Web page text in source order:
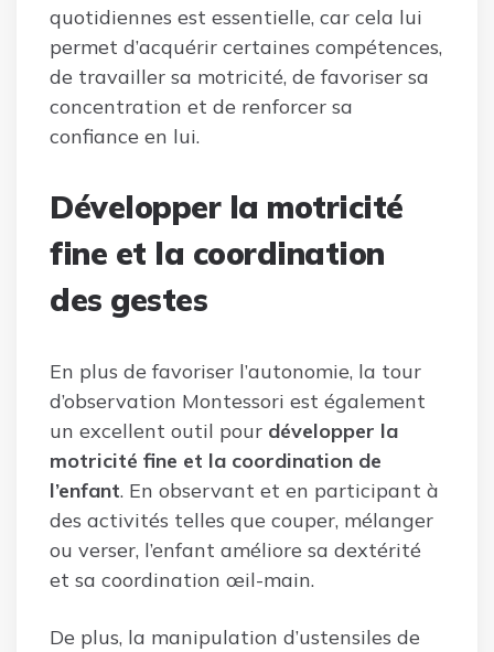
quotidiennes est essentielle, car cela lui
permet d’acquérir certaines compétences,
de travailler sa motricité, de favoriser sa
concentration et de renforcer sa
confiance en lui.
Développer la motricité
fine et la coordination
des gestes
En plus de favoriser l’autonomie, la tour
d’observation Montessori est également
un excellent outil pour développer la
motricité fine et la coordination de
l’enfant. En observant et en participant à
des activités telles que couper, mélanger
ou verser, l’enfant améliore sa dextérité
et sa coordination œil-main.
De plus, la manipulation d’ustensiles de